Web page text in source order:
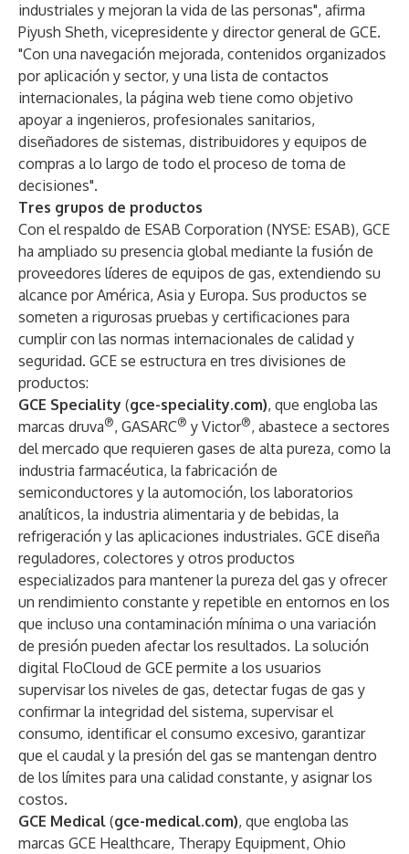
industriales y mejoran la vida de las personas", afirma
Piyush Sheth, vicepresidente y director general de GCE.
"Con una navegación mejorada, contenidos organizados
por aplicación y sector, y una lista de contactos
internacionales, la página web tiene como objetivo
apoyar a ingenieros, profesionales sanitarios,
diseñadores de sistemas, distribuidores y equipos de
compras a lo largo de todo el proceso de toma de
decisiones".
Tres grupos de productos
Con el respaldo de ESAB Corporation (NYSE: ESAB), GCE
ha ampliado su presencia global mediante la fusión de
proveedores líderes de equipos de gas, extendiendo su
alcance por América, Asia y Europa. Sus productos se
someten a rigurosas pruebas y certificaciones para
cumplir con las normas internacionales de calidad y
seguridad. GCE se estructura en tres divisiones de
productos:
GCE Speciality (gce-speciality.com), que engloba las
marcas druva®, GASARC® y Victor®, abastece a sectores
del mercado que requieren gases de alta pureza, como la
industria farmacéutica, la fabricación de
semiconductores y la automoción, los laboratorios
analíticos, la industria alimentaria y de bebidas, la
refrigeración y las aplicaciones industriales. GCE diseña
reguladores, colectores y otros productos
especializados para mantener la pureza del gas y ofrecer
un rendimiento constante y repetible en entornos en los
que incluso una contaminación mínima o una variación
de presión pueden afectar los resultados. La solución
digital FloCloud de GCE permite a los usuarios
supervisar los niveles de gas, detectar fugas de gas y
confirmar la integridad del sistema, supervisar el
consumo, identificar el consumo excesivo, garantizar
que el caudal y la presión del gas se mantengan dentro
de los límites para una calidad constante, y asignar los
costos.
GCE Medical (gce-medical.com), que engloba las
marcas GCE Healthcare, Therapy Equipment, Ohio